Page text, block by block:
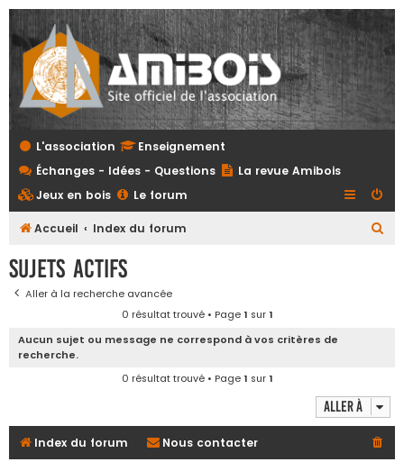
L'association
Enseignement
Échanges - Idées - Questions
La revue Amibois
Jeux en bois
Le forum
Accueil Index du forum
e
Sujets actifs
Aller à la recherche avancée
0 résultat trouvé • Page1 sur1
Aucun sujet ou message ne correspond à vos critères de
recherche.
0 résultat trouvé • Page1 sur1
Aller à
Index du forum Nous contacter